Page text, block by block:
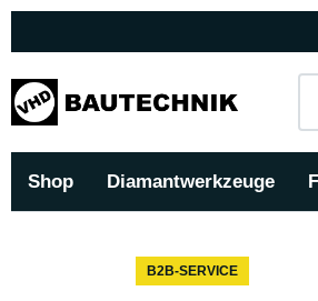
Shop Diamantwerkzeuge
B2B-SERVICE